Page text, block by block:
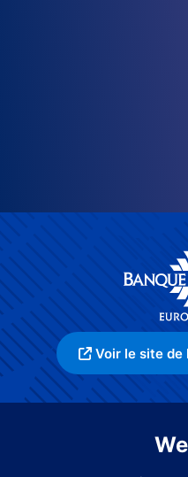
Voir le site de